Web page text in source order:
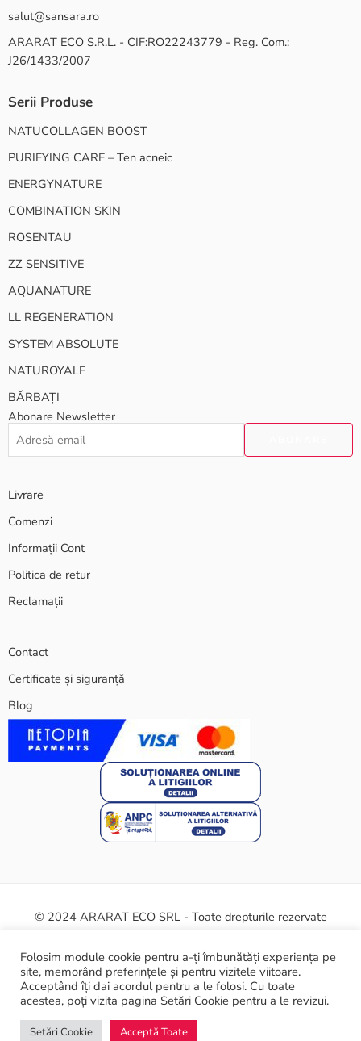
salut@sansara.ro
ARARAT ECO S.R.L. - CIF:RO22243779 - Reg. Com.:
J26/1433/2007
Serii Produse
NATUCOLLAGEN BOOST
PURIFYING CARE – Ten acneic
ENERGYNATURE
COMBINATION SKIN
ROSENTAU
ZZ SENSITIVE
AQUANATURE
LL REGENERATION
SYSTEM ABSOLUTE
NATUROYALE
BĂRBAȚI
Abonare Newsletter
Livrare
Comenzi
Informații Cont
Politica de retur
Reclamații
Contact
Certificate și siguranță
Blog
© 2024 ARARAT ECO SRL - Toate drepturile rezervate
Termeni și condiții Politica cookie Certificate și siguranță
ANPC
Folosim module cookie pentru a-ți îmbunătăți experiența pe
site, memorând preferințele și pentru vizitele viitoare.
Acceptând îți dai acordul pentru a le folosi. Cu toate
acestea, poți vizita pagina Setări Cookie pentru a le revizui.
Setări Cookie Acceptă Toate